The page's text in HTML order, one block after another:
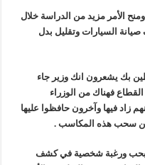
الأمر مزيد من الدراسة خلال
صيانة السيارات وتقليل بدل
بك يشعرون انك وزير جاء
فهناك من الوزراء
زاد فيها وآخرون حافظوا عليها
سحب هذه المكاسب .
بحب ورغبة شخصية في كشف